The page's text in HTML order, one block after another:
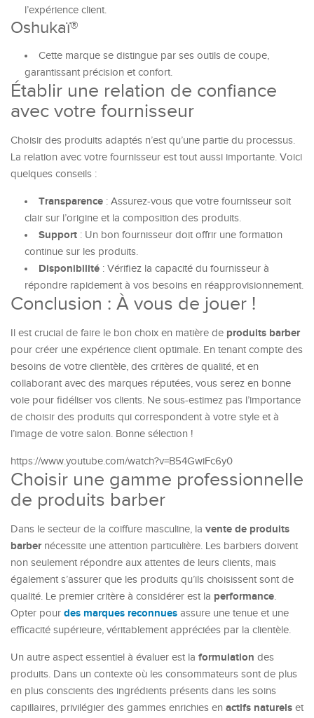
l’expérience client.
Oshukaï®
Cette marque se distingue par ses outils de coupe,
garantissant précision et confort.
Établir une relation de confiance
avec votre fournisseur
Choisir des produits adaptés n’est qu’une partie du processus.
La relation avec votre fournisseur est tout aussi importante. Voici
quelques conseils :
Transparence : Assurez-vous que votre fournisseur soit
clair sur l’origine et la composition des produits.
Support : Un bon fournisseur doit offrir une formation
continue sur les produits.
Disponibilité : Vérifiez la capacité du fournisseur à
répondre rapidement à vos besoins en réapprovisionnement.
Conclusion : À vous de jouer !
Il est crucial de faire le bon choix en matière de produits barber
pour créer une expérience client optimale. En tenant compte des
besoins de votre clientèle, des critères de qualité, et en
collaborant avec des marques réputées, vous serez en bonne
voie pour fidéliser vos clients. Ne sous-estimez pas l’importance
de choisir des produits qui correspondent à votre style et à
l’image de votre salon. Bonne sélection !
https://www.youtube.com/watch?v=B54GwiFc6y0
Choisir une gamme professionnelle
de produits barber
Dans le secteur de la coiffure masculine, la vente de produits
barbernécessite une attention particulière. Les barbiers doivent
non seulement répondre aux attentes de leurs clients, mais
également s’assurer que les produits qu’ils choisissent sont de
qualité. Le premier critère à considérer est la performance.
Opter pour des marques reconnues assure une tenue et une
efficacité supérieure, véritablement appréciées par la clientèle.
Un autre aspect essentiel à évaluer est la formulation des
produits. Dans un contexte où les consommateurs sont de plus
en plus conscients des ingrédients présents dans les soins
capillaires, privilégier des gammes enrichies en actifs naturels et